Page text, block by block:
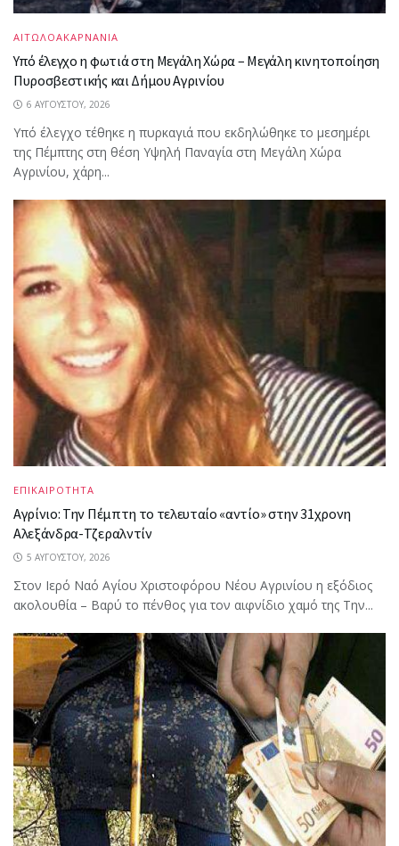
ΑΙΤΩΛΟΑΚΑΡΝΑΝΙΑ
Υπό έλεγχο η φωτιά στη Μεγάλη Χώρα – Μεγάλη κινητοποίηση
Πυροσβεστικής και Δήμου Αγρινίου
6 ΑΥΓΟΎΣΤΟΥ, 2026
Υπό έλεγχο τέθηκε η πυρκαγιά που εκδηλώθηκε το μεσημέρι
της Πέμπτης στη θέση Υψηλή Παναγία στη Μεγάλη Χώρα
Αγρινίου, χάρη...
ΕΠΙΚΑΙΡΟΤΗΤΑ
Αγρίνιο: Την Πέμπτη το τελευταίο «αντίο» στην 31χρονη
Αλεξάνδρα-Τζεραλντίν
5 ΑΥΓΟΎΣΤΟΥ, 2026
Στον Ιερό Ναό Αγίου Χριστοφόρου Νέου Αγρινίου η εξόδιος
ακολουθία – Βαρύ το πένθος για τον αιφνίδιο χαμό της Την...